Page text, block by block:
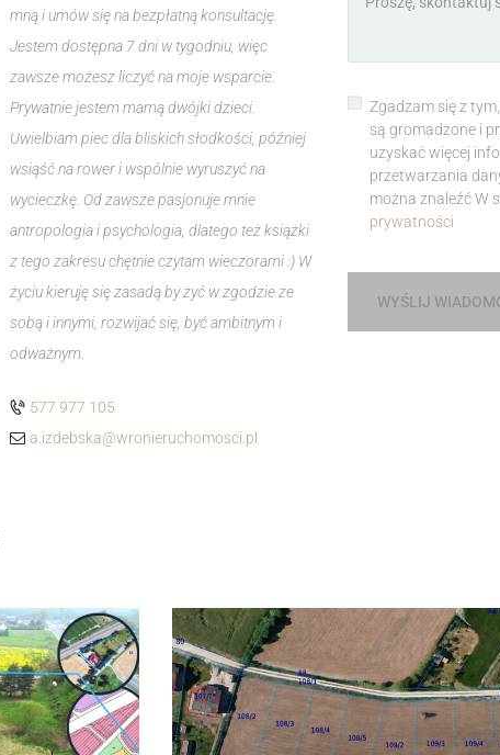
mną i umów się na bezpłatną konsultację.
Jestem dostępna 7 dni w tygodniu, więc
zawsze możesz liczyć na moje wsparcie.
Prywatnie jestem mamą dwójki dzieci.
Uwielbiam piec dla bliskich słodkości, później
wsiąść na rower i wspólnie wyruszyć na
wycieczkę. Od zawsze pasjonuje mnie
antropologia i psychologia, dlatego też książki
z tego zakresu chętnie czytam wieczorami :) W
życiu kieruję się zasadą by żyć w zgodzie ze
sobą i innymi, rozwijać się, być ambitnym i
odważnym.
577 977 105
a.izdebska@wronieruchomosci.pl
Zgadzam się z
są gromadzone i
uzyskać więcej
przetwarzania
można znaleźć W
prywatności
WYŚLIJ